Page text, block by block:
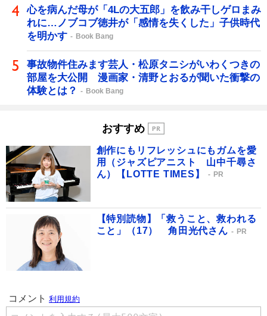
心を病んだ母が「4Lの大五郎」を飲み干しゲロまみ
れに…ノブコブ徳井が「感情を失くした」子供時代
を明かす
Book Bang
事故物件住みます芸人・松原タニシがいわくつきの
部屋を大公開 漫画家・清野とおるが聞いた衝撃の
体験とは？
Book Bang
おすすめ
創作にもリフレッシュにもガムを愛
用（ジャズピアニスト 山中千尋さ
ん）【LOTTE TIMES】
PR
【特別読物】「救うこと、救われる
こと」（17） 角田光代さん
PR